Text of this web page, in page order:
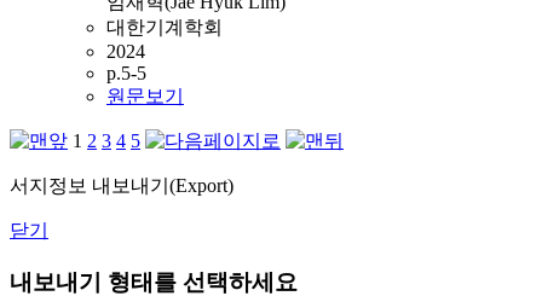
대한기계학회
2024
p.5-5
원문보기
1 2 3 4 5
서지정보 내보내기(Export)
닫기
내보내기 형태를 선택하세요